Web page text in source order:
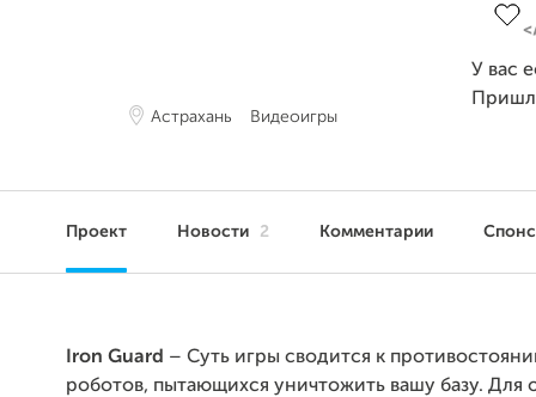
Астрахань Видеоигры
У вас
Проект Новости 2 Комментарии
Iron Guard – Суть игры сводится к
роботов, пытающихся уничтожить вашу базу. Для